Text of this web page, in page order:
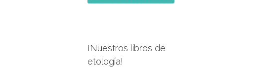
¡Nuestros libros de
etología!